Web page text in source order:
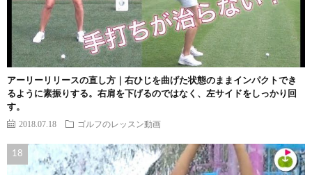
アーリーリリースの直し方｜右ひじを曲げた状態のままインパクトでき
るように素振りする。右肩を下げるのではなく、左サイドをしっかり回
す。
2018.07.18 ゴルフのレッスン動画